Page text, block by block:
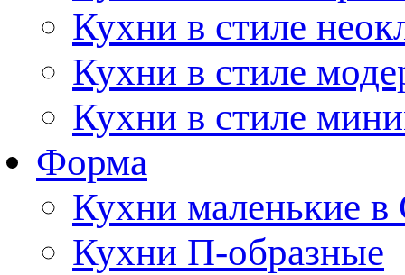
Кухни в стиле
Кухни в стиле
Кухни в стиле
Форма
Кухни маленькие в
Кухни П-образные